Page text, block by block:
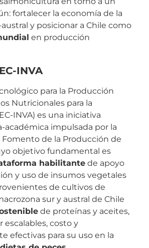
fortalecer la economía de la
y posicionar a Chile como
en producción
INVA
para la Producción
Nutricionales para la
INVA) es una iniciativa
académica impulsada por la
Fomento de la Producción de
objetivo fundamental es
habilitante de apoyo
y uso de insumos vegetales
de cultivos de
sur y austral de Chile
de proteínas y aceites,
escalables, costo y
efectivas para su uso en la